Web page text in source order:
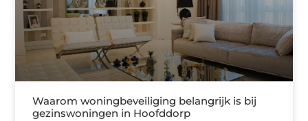
Waarom woningbeveiliging belangrijk is bij
gezinswoningen in Hoofddorp